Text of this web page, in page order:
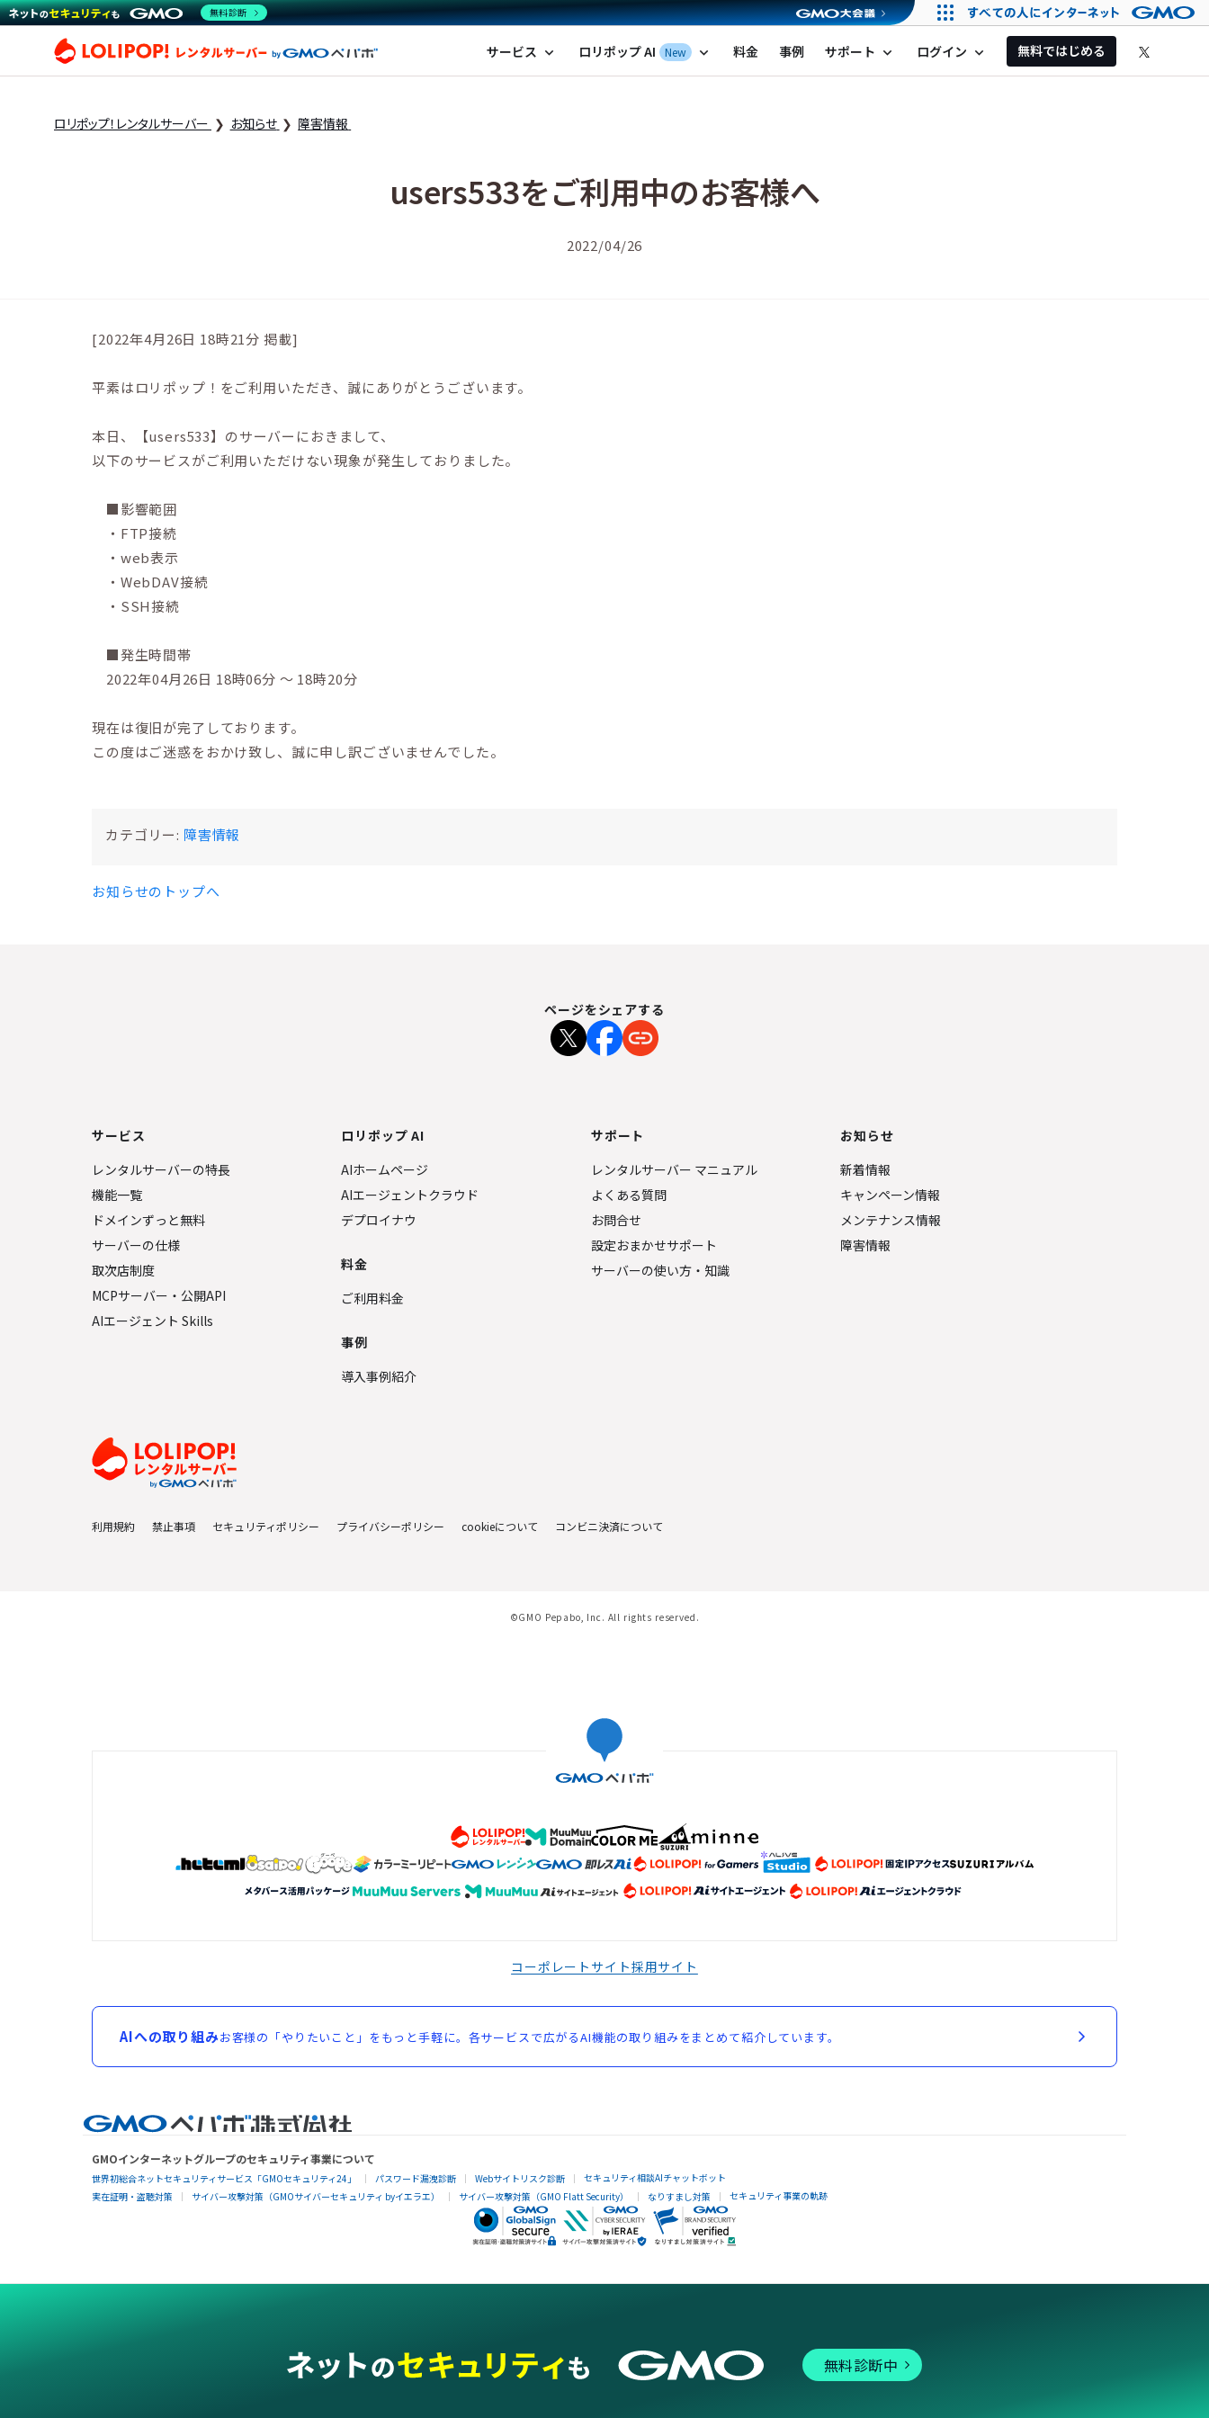
ロリポップ！レンタルサーバー by GMOペパボ
サービス expand_more ロリポップ AI New expand_more 料金 事例 サポート expand_more ログイン expand_more 無料ではじめる
ロリポップ！レンタルサーバー お知らせ 障害情報
users533をご利用中のお客様へ
2022/04/26
[2022年4月26日 18時21分 掲載]
平素はロリポップ！をご利用いただき、誠にありがとうございます。
本日、【users533】のサーバーにおきまして、
以下のサービスがご利用いただけない現象が発生しておりました。
■影響範囲
・FTP接続
・web表示
・WebDAV接続
・SSH接続
■発生時間帯
2022年04月26日 18時06分 ～ 18時20分
現在は復旧が完了しております。
この度はご迷惑をおかけ致し、誠に申し訳ございませんでした。
カテゴリー: 障害情報
お知らせのトップへ
ページをシェアする
サービス
レンタルサーバーの特長
機能一覧
ドメインずっと無料
サーバーの仕様
取次店制度
MCPサーバー・公開API
AIエージェント Skills
ロリポップ AI
AIホームページ
AIエージェントクラウド
デプロイナウ
料金
ご利用料金
事例
導入事例紹介
サポート
レンタルサーバー マニュアル
よくある質問
お問合せ
設定おまかせサポート
サーバーの使い方・知識
お知らせ
新着情報
キャンペーン情報
メンテナンス情報
障害情報
利用規約 禁止事項 セキュリティポリシー プライバシーポリシー cookieについて コンビニ決済について
©GMO Pepabo, Inc. All rights reserved.
コーポレートサイト採用サイト
AIへの取り組みお客様の「やりたいこと」をもっと手軽に。各サービスで広がるAI機能の取り組みをまとめて紹介しています。
GMOインターネットグループのセキュリティ事業について
世界初総合ネットセキュリティサービス「GMOセキュリティ24」 パスワード漏洩診断 Webサイトリスク診断
セキュリティ相談AIチャットボット
実在証明・盗聴対策
サイバー攻撃対策（GMOサイバーセキュリティ byイエラエ） サイバー攻撃対策（GMO Flatt Security） なりすまし対策 セキュリティ事業の軌跡
無料診断中
無料診断